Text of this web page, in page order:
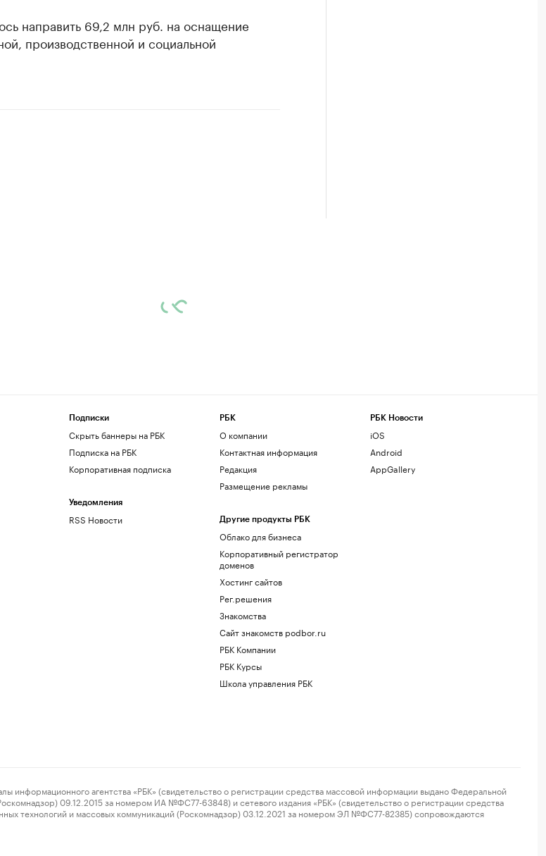
направить 69,2 млн руб. на оснащение
производственной и социальной
Подписки
Скрыть баннеры на РБК
Подписка на РБК
Корпоративная подписка
Уведомления
RSS Новости
РБК
О компании
Контактная информация
Редакция
Размещение рекламы
Другие продукты РБК
Облако для бизнеса
Корпоративный регистратор
доменов
Хостинг сайтов
Рег.решения
Знакомства
Сайт знакомств podbor.ru
РБК Компании
РБК Курсы
Школа управления РБК
РБК Новости
iOS
Android
AppGallery
агентства «РБК» (свидетельство о регистрации средства массовой информации выдано Федеральной
09.12.2015 за номером ИА №ФС77-63848) и сетевого издания «РБК» (свидетельство о регистрации средства
технологий и массовых коммуникаций (Роскомнадзор) 03.12.2021 за номером ЭЛ №ФС77-82385) сопровождаются